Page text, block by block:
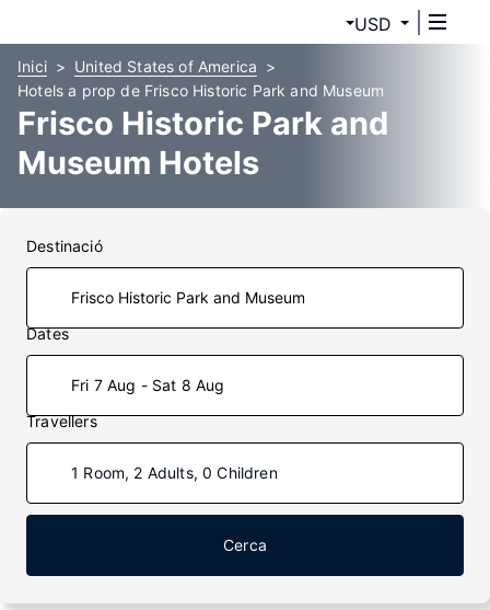
USD
Inici
United States of America
Hotels a prop de Frisco Historic Park and Museum
Frisco Historic Park and
Museum Hotels
Destinació
Dates
Fri 7 Aug - Sat 8 Aug
Travellers
1 Room, 2 Adults, 0 Children
Cerca